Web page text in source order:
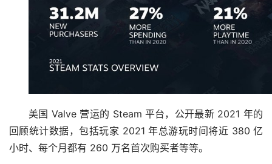
美国 Valve 营运的 Steam 平台，公开最新 2021 年的
回顾统计数据，包括玩家 2021 年总游玩时间将近 380 亿
小时、每个月都有 260 万名首次购买者等等。